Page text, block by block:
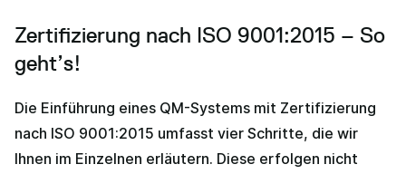
Zertifizierung nach ISO 9001:2015 – So
geht’s!
Die Einführung eines QM-Systems mit Zertifizierung
nach ISO 9001:2015 umfasst vier Schritte, die wir
Ihnen im Einzelnen erläutern. Diese erfolgen nicht